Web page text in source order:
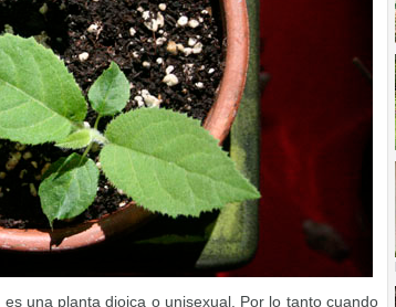
es una planta dioica o unisexual. Por lo tanto cuando